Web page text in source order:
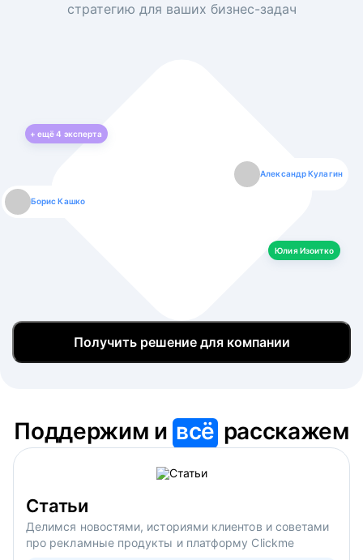
стратегию для ваших бизнес-задач
+ ещё4 эксперта
Борис Кашко
Александр Кулагин
Юлия Изоитко
Юлия Изоитко
Даниил Макаров
Александр Кулагин
Екатерина Лазаренко
Даниил Макаров
Борис Кашко
Екатерина Лазаренко
Юлия Изоитко
Получить решение для компании
Поддержим ивсё расскажем
Статьи
Делимся новостями, историями клиентов и советами
про рекламные продукты и платформу Clickme